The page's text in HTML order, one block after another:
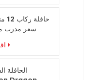
سعر مدرب
الحافلة